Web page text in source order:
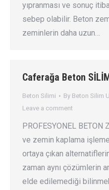
yıpranması ve sonuç
sebep olabilir. Beton
zeminlerin daha uzun…
Caferağa Beton
Beton Silimi By Beton Silim
Leave a comment
PROFESYONEL BETON
ve zemin kaplama
ortaya çıkan
zaman aynı çözümlerin
elde edilemediği